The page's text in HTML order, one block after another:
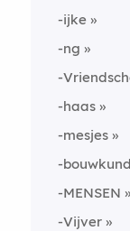
-ijke
-ng
-
-haas
-mesjes
-
-MENSEN
-Vijver